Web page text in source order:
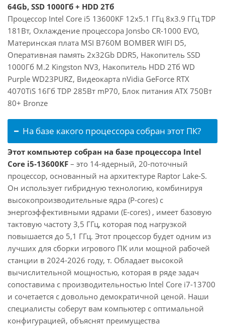
64Gb, SSD 1000Гб + HDD 2Тб
Процессор Intel Core i5 13600KF 12x5.1 ГГц 8x3.9 ГГц TDP
181Вт, Охлаждение процессора Jonsbo CR-1000 EVO,
Материнская плата MSI B760M BOMBER WIFI D5,
Оперативная память 2x32Gb DDR5, Накопитель SSD
1000Гб M.2 Kingston NV3, Накопитель HDD 2Тб WD
Purple WD23PURZ, Видеокарта nVidia GeForce RTX
4070TiS 16Гб TDP 285Вт mP70, Блок питания ATX 750Вт
80+ Bronze
На базе какого процессора собран этот ПК?
Этот компьютер собран на базе процессора Intel
Core i5-13600KF – это 14-ядерный, 20-поточный
процессор, основанный на архитектуре Raptor Lake-S.
Он использует гибридную технологию, комбинируя
высокопроизводительные ядра (P-cores) с
энергоэффективными ядрами (E-cores) , имеет базовую
тактовую частоту 3,5 ГГц, которая под нагрузкой
повышается до 5,1 ГГц. Этот процессор будет одним из
лучших для сборки игрового ПК или мощной рабочей
станции в 2024-2026 году, т. Обладает высокой
вычислительной мощностью, которая в ряде задач
сопоставима с производительностью Intel Core i7-13700
и сочетается с довольно демократичной ценой. Наши
специалисты соберут вам компьютер с оптимальной
конфигурацией, объяснят преимущества